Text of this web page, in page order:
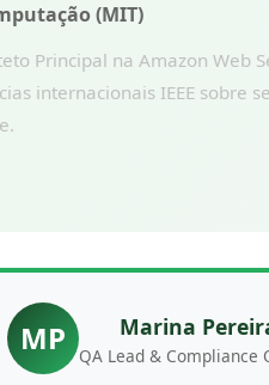
(MIT)
Principal na Amazon Web
internacionais IEEE sobre
MP Marina
QA Lead & Compliance